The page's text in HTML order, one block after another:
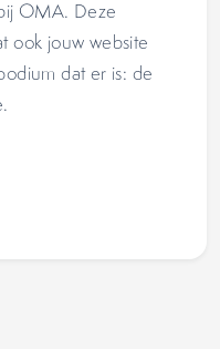
OMA. Deze
ook jouw website
dat er is: de